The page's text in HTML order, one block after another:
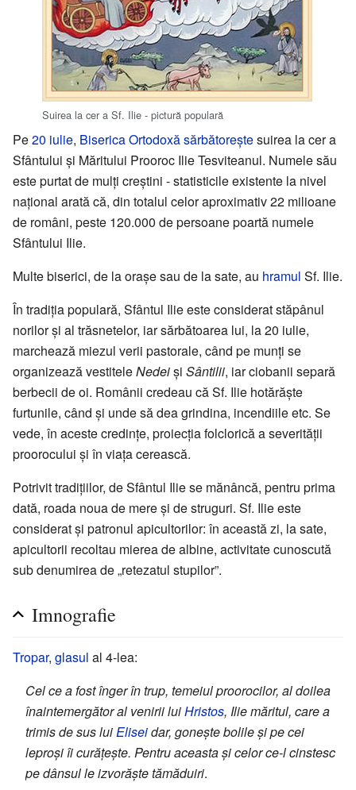
Suirea la cer a Sf. Ilie - pictură populară
Pe20 iulie, Biserica Ortodoxăsărbătoreștesuirea la cer a
Sfântului și Măritului Prooroc Ilie Tesviteanul. Numele său
este purtat de mulți creștini - statisticile existente la nivel
național arată că, din totalul celor aproximativ 22 milioane
de români, peste 120.000 de persoane poartă numele
Sfântului Ilie.
Multe biserici, de la orașe sau de la sate, au hramul Sf. Ilie.
În tradiția populară, Sfântul Ilie este considerat stăpânul
norilor și al trăsnetelor, iar sărbătoarea lui, la 20 iulie,
marchează miezul verii pastorale, când pe munți se
organizează vestiteleNedeiși Sântilii, iar ciobanii separă
berbecii de oi. Românii credeau că Sf. Ilie hotărăște
furtunile, când și unde să dea grindina, incendiile etc. Se
vede, în aceste credințe, proiecția folclorică a severității
proorocului și în viața cerească.
Potrivit tradițiilor, de Sfântul Ilie se mănâncă, pentru prima
dată, roada noua de mere și de struguri. Sf. Ilie este
considerat și patronul apicultorilor: în această zi, la sate,
apicultorii recoltau mierea de albine, activitate cunoscută
sub denumirea de „retezatul stupilor”.
Imnografie
Tropar, glasul al 4-lea:
Cel ce a fost înger în trup, temeiul proorocilor, al doilea
înaintemergător al venirii luiHristos, Ilie măritul, care a
trimis de sus luiEliseidar, gonește bolile și pe cei
leproși îi curățește. Pentru aceasta și celor ce-l cinstesc
pe dânsul le izvorăște tămăduiri.